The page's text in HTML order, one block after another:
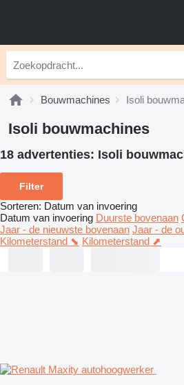
Bouwmachines Isoli
Isoli bouwmachines
18 advertenties: Isoli
Filter
Sorteren: Datum van invoering
Datum van invoering Duurste bovenaan
Jaar - de nieuwste bovenaan Jaar - de
Kilometerstand ⬊ Kilometerstand ⬈